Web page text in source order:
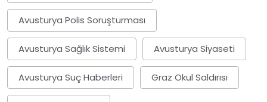
Avusturya Polis Soruşturması
Avusturya Sağlık Sistemi Avusturya Siyaseti
Avusturya Suç Haberleri Graz Okul Saldırısı